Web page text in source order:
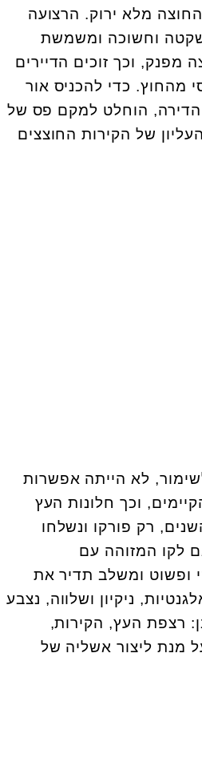
מלא ירוק. הרצועה
וחשוכה ומשמשת
מפנק, וכך זוכים הדיירים
מהחוץ. כדי להכניס אור
הדירה, הוחלט למקם פס של
של הקירות החוצצים
לשימור, לא הייתה אפשרות
וכך חלונות העץ
רק פורקו ונשלחו
לקו המזוהה עם
ופשוט ומשלב תדיר את
ניקיון ושלווה, נצבע
רצפת העץ, הקירות,
מנת ליצור אשליה של